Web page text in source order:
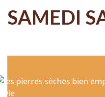
SAMEDI